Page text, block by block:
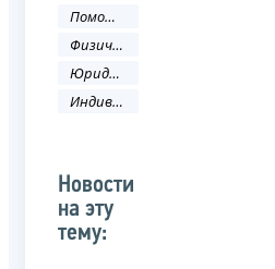
Помощь налогоплательщику
Физическое лицо
Юридическое лицо
Индивидуальный предприниматель
Новости
на эту
тему: